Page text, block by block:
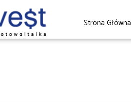
Strona Główna